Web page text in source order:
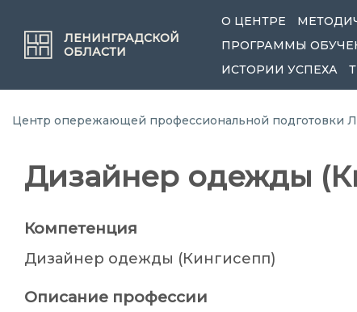
ЛЕНИНГРАДСКОЙ
ОБЛАСТИ
О ЦЕНТРЕ
ПРОГРАММЫ
ИСТОРИИ УСПЕХА
Центр опережающей профессиональной подготовки
Дизайнер одежды
Компетенция
Дизайнер одежды (Кингисепп)
Описание профессии